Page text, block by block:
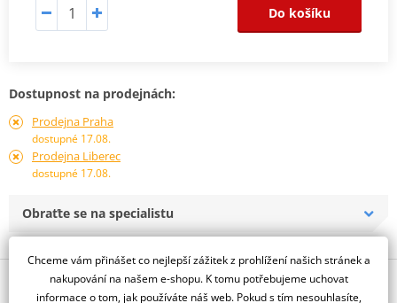
Do košíku
Dostupnost na prodejnách:
Prodejna Praha
dostupné 17.08.
Prodejna Liberec
dostupné 17.08.
Obraťte se na specialistu
Popis a parametry
Chceme vám přinášet co nejlepší zážitek z prohlížení našich stránek a
nakupování na našem e-shopu. K tomu potřebujeme uchovat
informace o tom, jak používáte náš web. Pokud s tím nesouhlasíte,